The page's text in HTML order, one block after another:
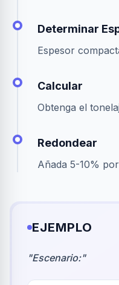
Determinar
Espesor
Calcular
Obtenga el
Redondear
Añada 5-10%
EJEMPLO
"Escenario:"